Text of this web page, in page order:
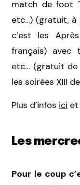
match de foot
etc…) (gratuit, à
c’est les
français) avec
etc… (gratuit de
les soirées XIII
Plus d’infos ici et
Les
Pour le coup